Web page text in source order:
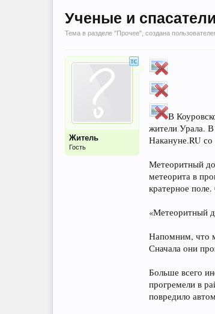
Ученые и
Тема в разделе "Прочее", создана
Житель
Гость
В
жители Урала.
Накануне.RU
Метеоритный
метеорита в
кратерное
«Метеоритный
Напомним, что
Сначала они
Больше всего
прогремели в
повредило